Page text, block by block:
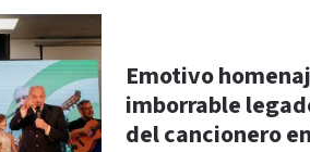
Emotivo
imborrable
del cancionero